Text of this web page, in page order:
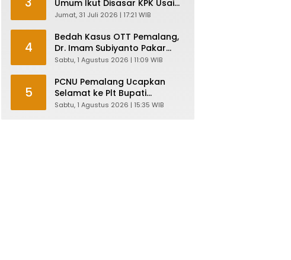
Umum Ikut Disasar KPK Usai
Geledah Kantor Bupati
Jumat, 31 Juli 2026 | 17:21 WIB
4
Bedah Kasus OTT Pemalang,
Dr. Imam Subiyanto Pakar
Hukum Ungkap Teori
Sabtu, 1 Agustus 2026 | 11:09 WIB
5
PCNU Pemalang Ucapkan
Selamat ke Plt Bupati
Nurkholes: Pemimpin Adalah
Sabtu, 1 Agustus 2026 | 15:35 WIB